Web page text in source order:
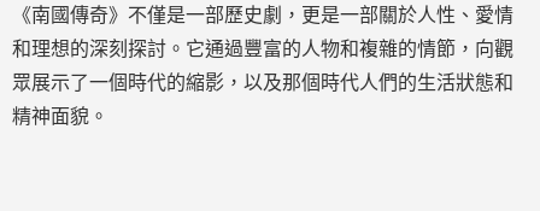
《南國傳奇》不僅是一部歷史劇，更是一部關於人性、愛情
和理想的深刻探討。它通過豐富的人物和複雜的情節，向觀
眾展示了一個時代的縮影，以及那個時代人們的生活狀態和
精神面貌。